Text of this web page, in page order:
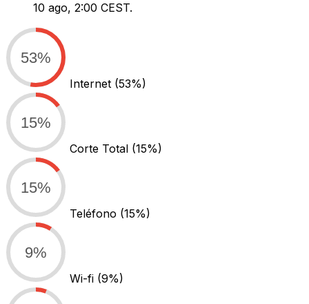
10 ago, 2:00 CEST.
53%
Internet (53%)
15%
Corte Total (15%)
15%
Teléfono (15%)
9%
Wi-fi (9%)